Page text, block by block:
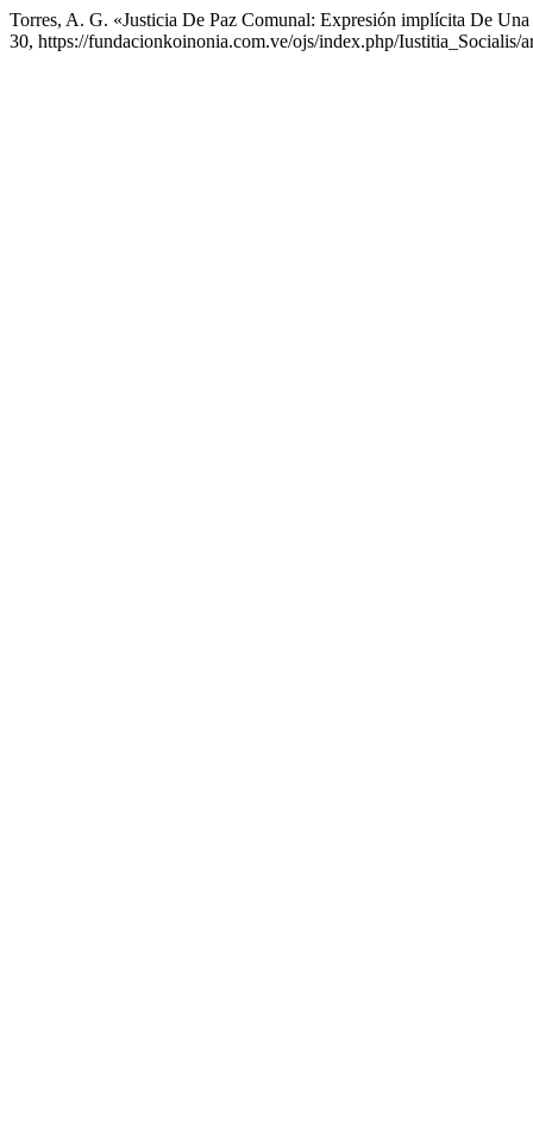
Torres, A. G. «Justicia De Paz Comunal: Expresión implícita De
30, https://fundacionkoinonia.com.ve/ojs/index.php/Iustitia_Socialis/